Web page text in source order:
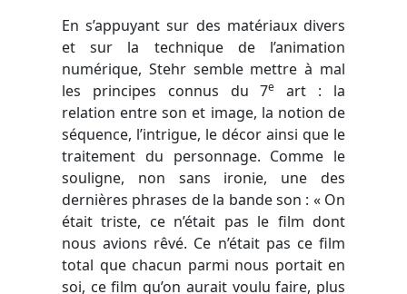
En s’appuyant sur des matériaux divers
et sur la technique de l’animation
numérique, Stehr semble mettre à mal
les principes connus du 7e
art : la
relation entre son et image, la notion de
séquence, l’intrigue, le décor ainsi que le
traitement du personnage. Comme le
souligne, non sans ironie, une des
dernières phrases de la bande son : « On
était triste, ce n’était pas le film dont
nous avions rêvé. Ce n’était pas ce film
total que chacun parmi nous portait en
soi, ce film qu’on aurait voulu faire, plus